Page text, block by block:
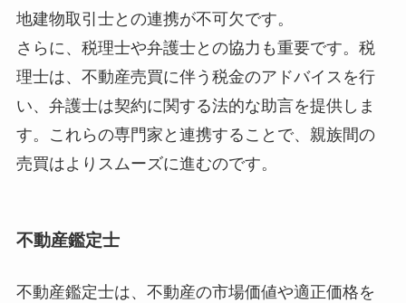
地建物取引士との連携が不可欠です。
さらに、税理士や弁護士との協力も重要です。税
理士は、不動産売買に伴う税金のアドバイスを行
い、弁護士は契約に関する法的な助言を提供しま
す。これらの専門家と連携することで、親族間の
売買はよりスムーズに進むのです。
不動産鑑定士
不動産鑑定士は、不動産の市場価値や適正価格を